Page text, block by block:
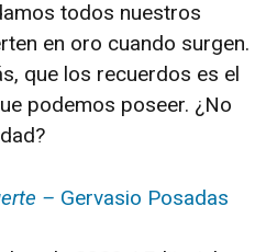
todos nuestros
en oro cuando surgen.
que los recuerdos es el
podemos poseer. ¿No
– Gervasio Posadas